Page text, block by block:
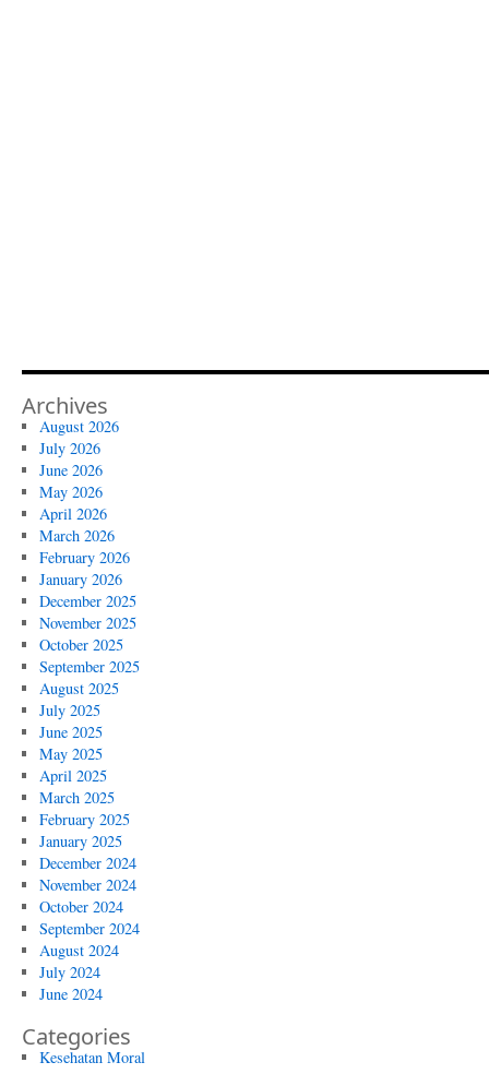
Archives
August 2026
July 2026
June 2026
May 2026
April 2026
March 2026
February 2026
January 2026
December 2025
November 2025
October 2025
September 2025
August 2025
July 2025
June 2025
May 2025
April 2025
March 2025
February 2025
January 2025
December 2024
November 2024
October 2024
September 2024
August 2024
July 2024
June 2024
Categories
Kesehatan Moral